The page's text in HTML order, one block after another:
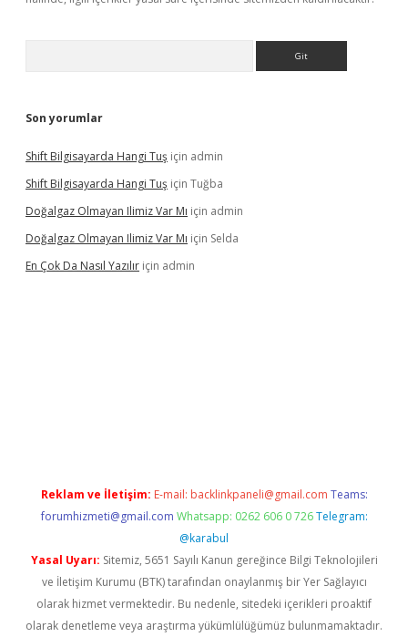
Son yorumlar
Shift Bilgisayarda Hangi Tuş için admin
Shift Bilgisayarda Hangi Tuş için Tuğba
Doğalgaz Olmayan Ilimiz Var Mı için admin
Doğalgaz Olmayan Ilimiz Var Mı için Selda
En Çok Da Nasıl Yazılır için admin
Reklam ve İletişim: E-mail: backlinkpaneli@gmail.com Teams:
forumhizmeti@gmail.com Whatsapp: 0262 606 0 726 Telegram:
@karabul
Yasal Uyarı: Sitemiz, 5651 Sayılı Kanun gereğince Bilgi Teknolojileri
ve İletişim Kurumu (BTK) tarafından onaylanmış bir Yer Sağlayıcı
olarak hizmet vermektedir. Bu nedenle, sitedeki içerikleri proaktif
olarak denetleme veya araştırma yükümlülüğümüz bulunmamaktadır.